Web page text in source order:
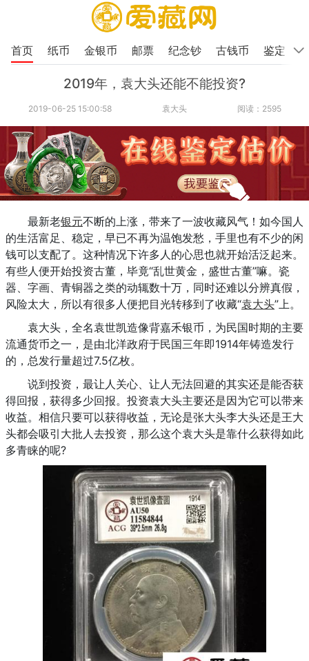
首页 纸币 金银币 邮票 纪念钞 古钱币 鉴定
2019年，袁大头还能不能投资?
2019-06-25 15:00:58 袁大头 阅读：2595
最新老银元不断的上涨，带来了一波收藏风气！如今国人
的生活富足、稳定，早已不再为温饱发愁，手里也有不少的闲
钱可以支配了。这种情况下许多人的心思也就开始活泛起来。
有些人便开始投资古董，毕竟“乱世黄金，盛世古董”嘛。瓷
器、字画、青铜器之类的动辄数十万，同时还难以分辨真假，
风险太大，所以有很多人便把目光转移到了收藏“袁大头”上。
袁大头，全名袁世凯造像背嘉禾银币，为民国时期的主要
流通货币之一，是由北洋政府于民国三年即1914年铸造发行
的，总发行量超过7.5亿枚。
说到投资，最让人关心、让人无法回避的其实还是能否获
得回报，获得多少回报。投资袁大头主要还是因为它可以带来
收益。相信只要可以获得收益，无论是张大头李大头还是王大
头都会吸引大批人去投资，那么这个袁大头是靠什么获得如此
多青睐的呢?